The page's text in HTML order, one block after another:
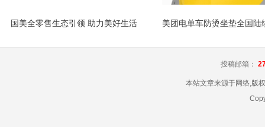
国美全零售生态引领 助力美好生活
投稿邮箱：
本站文章来源于网络,版